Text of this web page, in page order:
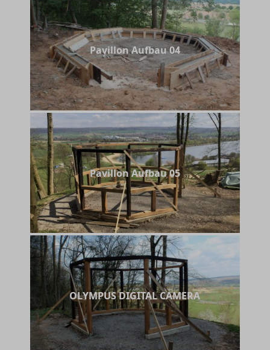
Pavillon Aufbau 04
Pavillon Aufbau 05
OLYMPUS DIGITAL CAMERA